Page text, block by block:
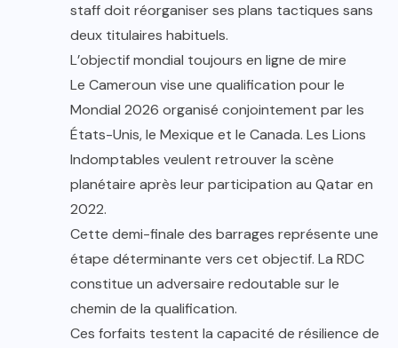
staff doit réorganiser ses plans tactiques sans
deux titulaires habituels.
L’objectif mondial toujours en ligne de mire
Le Cameroun vise une qualification pour le
Mondial 2026 organisé conjointement par les
États-Unis, le Mexique et le Canada. Les Lions
Indomptables veulent retrouver la scène
planétaire après leur participation au Qatar en
2022.
Cette demi-finale des barrages représente une
étape déterminante vers cet objectif. La RDC
constitue un adversaire redoutable sur le
chemin de la qualification.
Ces forfaits testent la capacité de résilience de